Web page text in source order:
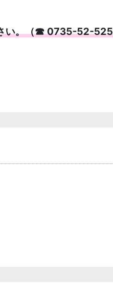
さい。（☎ 0735-52-